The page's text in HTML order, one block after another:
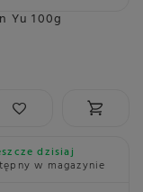
Yu 100g
dzisiaj
w magazynie